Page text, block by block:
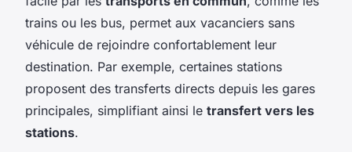
trains ou les bus, permet aux vacanciers sans
véhicule de rejoindre confortablement leur
destination. Par exemple, certaines stations
proposent des transferts directs depuis les gares
principales, simplifiant ainsi le transfert vers les
stations.